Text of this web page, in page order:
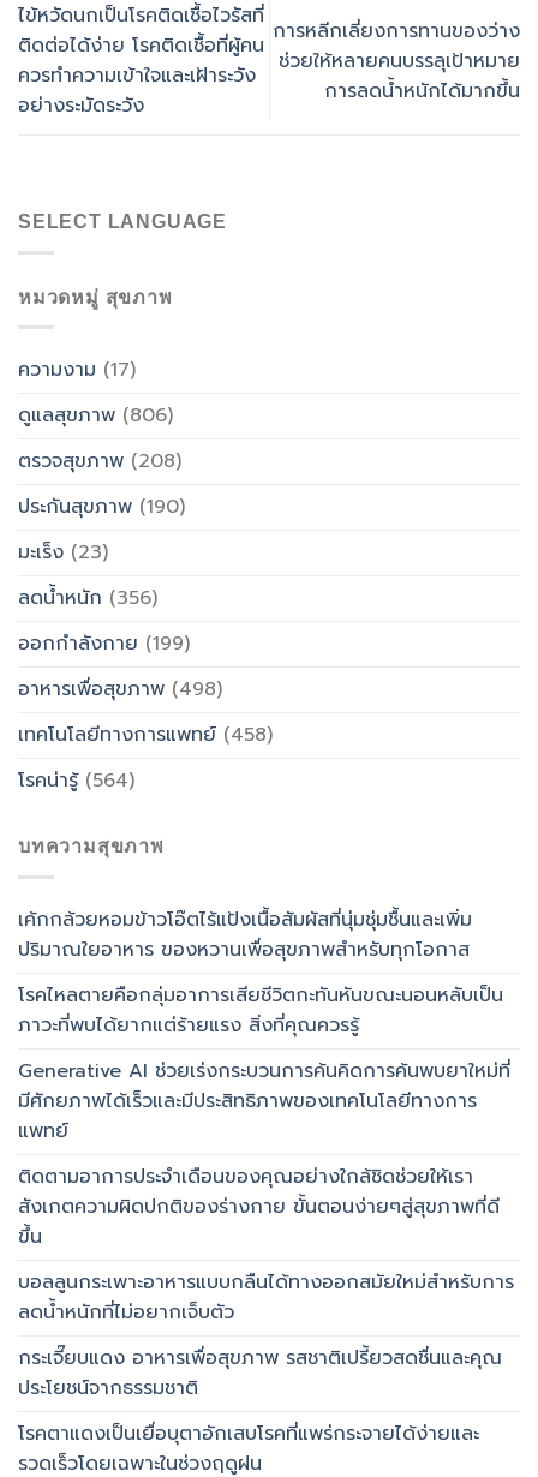
ไข้หวัดนกเป็นโรคติดเชื้อไวรัสที่
ติดต่อได้ง่าย โรคติดเชื้อที่ผู้คน
ควรทำความเข้าใจและเฝ้าระวัง
อย่างระมัดระวัง
การหลีกเลี่ยงการทานของว่าง
ช่วยให้หลายคนบรรลุเป้าหมาย
การลดน้ำหนักได้มากขึ้น
SELECT LANGUAGE
หมวดหมู่ สุขภาพ
ความงาม (17)
ดูแลสุขภาพ (806)
ตรวจสุขภาพ (208)
ประกันสุขภาพ (190)
มะเร็ง (23)
ลดน้ำหนัก (356)
ออกกำลังกาย (199)
อาหารเพื่อสุขภาพ (498)
เทคโนโลยีทางการแพทย์ (458)
โรคน่ารู้(564)
บทความสุขภาพ
เค้กกล้วยหอมข้าวโอ๊ตไร้แป้งเนื้อสัมผัสที่นุ่มชุ่มชื้นและเพิ่ม
ปริมาณใยอาหาร ของหวานเพื่อสุขภาพสำหรับทุกโอกาส
โรคไหลตายคือกลุ่มอาการเสียชีวิตกะทันหันขณะนอนหลับเป็น
ภาวะที่พบได้ยากแต่ร้ายแรง สิ่งที่คุณควรรู้
Generative AI ช่วยเร่งกระบวนการค้นคิดการค้นพบยาใหม่ที่
มีศักยภาพได้เร็วและมีประสิทธิภาพของเทคโนโลยีทางการ
แพทย์
ติดตามอาการประจำเดือนของคุณอย่างใกล้ชิดช่วยให้เรา
สังเกตความผิดปกติของร่างกาย ขั้นตอนง่ายๆสู่สุขภาพที่ดี
ขึ้น
บอลลูนกระเพาะอาหารแบบกลืนได้ทางออกสมัยใหม่สำหรับการ
ลดน้ำหนักที่ไม่อยากเจ็บตัว
กระเจี๊ยบแดง อาหารเพื่อสุขภาพ รสชาติเปรี้ยวสดชื่นและคุณ
ประโยชน์จากธรรมชาติ
โรคตาแดงเป็นเยื่อบุตาอักเสบโรคที่แพร่กระจายได้ง่ายและ
รวดเร็วโดยเฉพาะในช่วงฤดูฝน